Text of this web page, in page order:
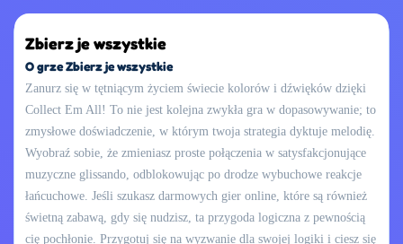
Zbierz je wszystkie
O grze Zbierz je wszystkie
Zanurz się w tętniącym życiem świecie kolorów i dźwięków dzięki
Collect Em All! To nie jest kolejna zwykła gra w dopasowywanie; to
zmysłowe doświadczenie, w którym twoja strategia dyktuje melodię.
Wyobraź sobie, że zmieniasz proste połączenia w satysfakcjonujące
muzyczne glissando, odblokowując po drodze wybuchowe reakcje
łańcuchowe. Jeśli szukasz darmowych gier online, które są również
świetną zabawą, gdy się nudzisz, ta przygoda logiczna z pewnością
cię pochłonie. Przygotuj się na wyzwanie dla swojej logiki i ciesz się